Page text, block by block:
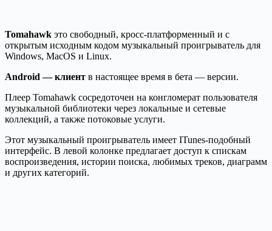
Tomahawk это свободный, кросс-платформенный и с
открытым исходным кодом музыкальный проигрыватель для
Windows, MacOS и Linux.
Android — клиент в настоящее время в бета — версии.
Плеер Tomahawk сосредоточен на конгломерат пользователя
музыкальной библиотеки через локальные и сетевые
коллекций, а также потоковые услуги.
Этот музыкальный проигрыватель имеет ITunes-подобный
интерфейс. В левой колонке предлагает доступ к спискам
воспроизведения, истории поиска, любимых треков, диаграмм
и других категорий.